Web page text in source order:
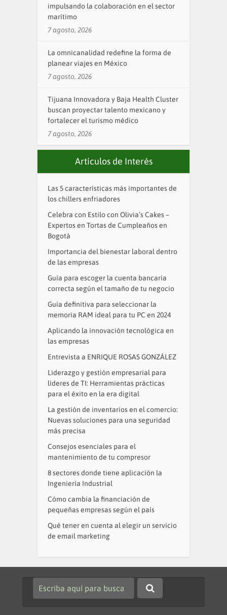
impulsando la colaboración en el sector
marítimo
7 agosto, 2026
La omnicanalidad redefine la forma de
planear viajes en México
7 agosto, 2026
Tijuana Innovadora y Baja Health Cluster
buscan proyectar talento mexicano y
fortalecer el turismo médico
7 agosto, 2026
Artículos de Interés
Las 5 características más importantes de
los chillers enfriadores
Celebra con Estilo con Olivia’s Cakes –
Expertos en Tortas de Cumpleaños en
Bogotá
Importancia del bienestar laboral dentro
de las empresas
Guía para escoger la cuenta bancaria
correcta según el tamaño de tu negocio
Guía definitiva para seleccionar la
memoria RAM ideal para tu PC en 2024
Aplicando la innovación tecnológica en
las empresas
Entrevista a ENRIQUE ROSAS GONZÁLEZ
Liderazgo y gestión empresarial para
líderes de TI: Herramientas prácticas
para el éxito en la era digital
La gestión de inventarios en el comercio:
Nuevas soluciones para una seguridad
más precisa
Consejos esenciales para el
mantenimiento de tu compresor
8 sectores donde tiene aplicación la
Ingeniería Industrial
Cómo cambia la financiación de
pequeñas empresas según el país
Qué tener en cuenta al elegir un servicio
de email marketing